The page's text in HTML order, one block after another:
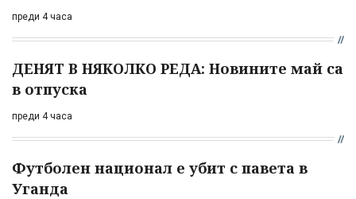
преди 4 часа
ДЕНЯТ В НЯКОЛКО РЕДА: Новините май са
в отпуска
преди 4 часа
Футболен национал е убит с павета в
Уганда